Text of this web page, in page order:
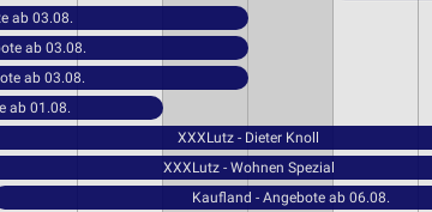
ab 03.08.
ab 03.08.
ab 03.08.
ab 01.08.
XXXLutz - Dieter Knoll
XXXLutz - Wohnen Spezial
Kaufland - Angebote ab 06.08.